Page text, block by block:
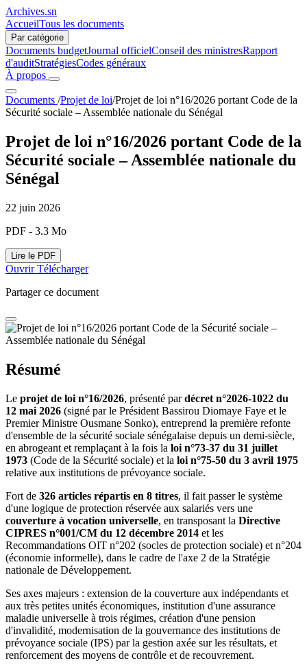
Archives.sn
AccueilTous les documents
Par catégorie
Documents budgetJournal officielConseil des ministresRapport
d'auditStratégiesCodes généraux
À propos
Documents /Projet de loi/Projet de loi n°16/2026 portant Code de la
Sécurité sociale – Assemblée nationale du Sénégal
Projet de loi n°16/2026 portant Code de la
Sécurité sociale – Assemblée nationale du
Sénégal
22 juin 2026
PDF - 3.3 Mo
Lire le PDF
OuvrirTélécharger
Partager ce document
Résumé
Le projet de loi n°16/2026, présenté pardécret n°2026-1022 du
12 mai 2026 (signé par le Président Bassirou Diomaye Faye et le
Premier Ministre Ousmane Sonko), entreprend la première refonte
d'ensemble de la sécurité sociale sénégalaise depuis un demi-siècle,
en abrogeant et remplaçant à la fois la loi n°73-37 du 31 juillet
1973 (Code de la Sécurité sociale) et la loi n°75-50 du 3 avril 1975
relative aux institutions de prévoyance sociale.
Fort de 326 articles répartis en 8 titres, il fait passer le système
d'une logique de protection réservée aux salariés vers une
couverture à vocation universelle, en transposant la Directive
CIPRES n°001/CM du 12 décembre 2014 et les
Recommandations OIT n°202 (socles de protection sociale) et n°204
(économie informelle), dans le cadre de l'axe 2 de la Stratégie
nationale de Développement.
Ses axes majeurs : extension de la couverture aux indépendants et
aux très petites unités économiques, institution d'une assurance
maladie universelle à trois régimes, création d'une pension
d'invalidité, modernisation de la gouvernance des institutions de
prévoyance sociale (IPS) par la gestion axée sur les résultats, et
renforcement des moyens de contrôle et de recouvrement.